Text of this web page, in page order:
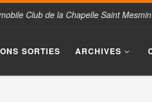
Club de la Chapelle Saint Mesmin
SORTIES ARCHIVES